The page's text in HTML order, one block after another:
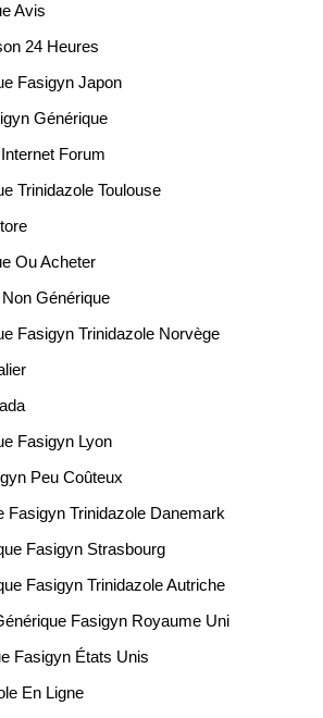
Avis
24 Heures
Fasigyn Japon
Générique
Forum
Trinidazole Toulouse
Ou Acheter
Générique
Fasigyn Trinidazole Norvège
Fasigyn Lyon
Peu Coûteux
Fasigyn Trinidazole Danemark
Fasigyn Strasbourg
Fasigyn Trinidazole Autriche
Fasigyn Royaume Uni
Fasigyn États Unis
En Ligne